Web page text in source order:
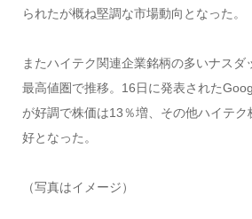
られたが概ね堅調な市場動向となった。
またハイテク関連企業銘柄の多いナスダ
最高値圏で推移。16日に発表された
が好調で株価は13％増、その他ハイテ
好となった。
（写真はイメージ）